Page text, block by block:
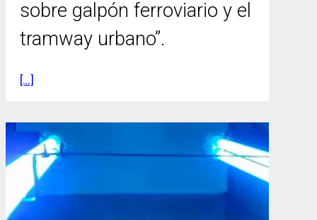
sobre galpón ferroviario y el
tramway urbano”.
[…]